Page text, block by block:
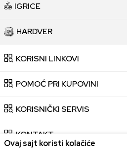
IGRICE
HARDVER
KORISNI LINKOVI
POMOĆ PRI KUPOVINI
KORISNIČKI SERVIS
KONTAKT
Ovaj sajt koristi kolačiće